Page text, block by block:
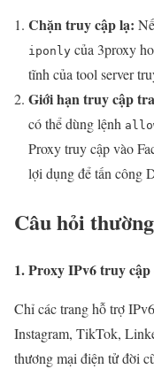
Chặn truy cập lạ:
iponly của 3proxy
tĩnh của tool server
Giới hạn truy cập
có thể dùng lệnh
Proxy truy cập vào
lợi dụng để tấn công
Câu hỏi
1. Proxy IPv6 truy
Chỉ các trang hỗ trợ
Instagram, TikTok,
thương mại điện tử đời